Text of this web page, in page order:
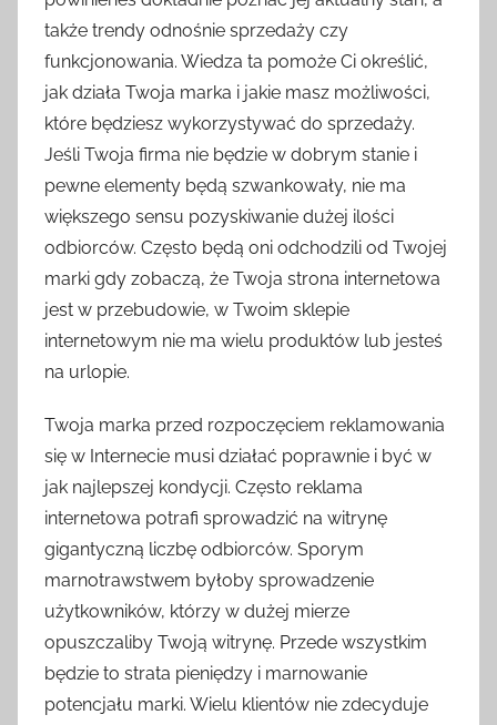
także trendy odnośnie sprzedaży czy
funkcjonowania. Wiedza ta pomoże Ci określić,
jak działa Twoja marka i jakie masz możliwości,
które będziesz wykorzystywać do sprzedaży.
Jeśli Twoja firma nie będzie w dobrym stanie i
pewne elementy będą szwankowały, nie ma
większego sensu pozyskiwanie dużej ilości
odbiorców. Często będą oni odchodzili od Twojej
marki gdy zobaczą, że Twoja strona internetowa
jest w przebudowie, w Twoim sklepie
internetowym nie ma wielu produktów lub jesteś
na urlopie.
Twoja marka przed rozpoczęciem reklamowania
się w Internecie musi działać poprawnie i być w
jak najlepszej kondycji. Często reklama
internetowa potrafi sprowadzić na witrynę
gigantyczną liczbę odbiorców. Sporym
marnotrawstwem byłoby sprowadzenie
użytkowników, którzy w dużej mierze
opuszczaliby Twoją witrynę. Przede wszystkim
będzie to strata pieniędzy i marnowanie
potencjału marki. Wielu klientów nie zdecyduje